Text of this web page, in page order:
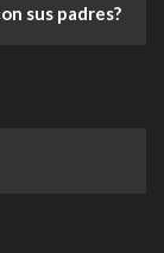
sus padres?